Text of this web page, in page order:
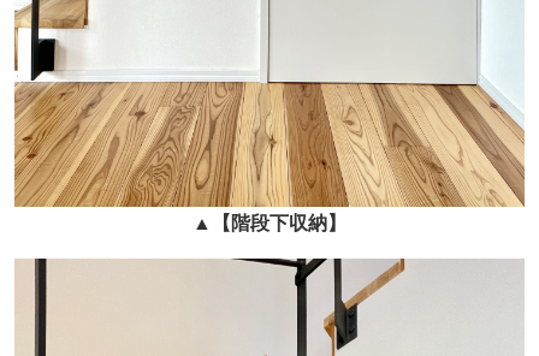
▲ 【階段下収納】